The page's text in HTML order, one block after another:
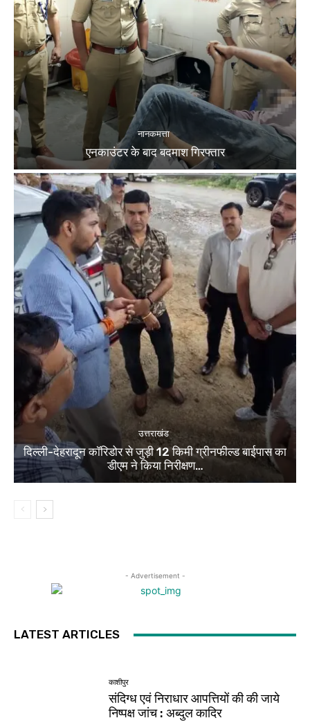
नानकमत्ता
एनकाउंटर के बाद बदमाश गिरफ्तार
उत्तराखंड
दिल्ली-देहरादून कॉरिडोर से जुड़ी 12 किमी ग्रीनफील्ड बाईपास का
डीएम ने किया निरीक्षण…
- Advertisement -
LATEST ARTICLES
काशीपुर
संदिग्ध एवं निराधार आपत्तियों की की जाये
निष्पक्ष जांच : अब्दुल कादिर